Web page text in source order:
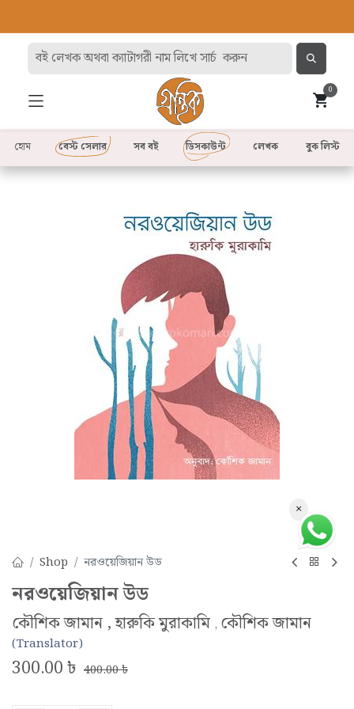
0
হোম বেস্ট সেলার সব বই লেখক
ডিসকাউন্ট বুক লিস্ট
Shop নরওয়েজিয়ান উড
নরওয়েজিয়ান উড
কৌশিক জামান , হারুকি মুরাকামি , কৌশিক জামান
(Translator)
300.00৳ 400.00৳
×